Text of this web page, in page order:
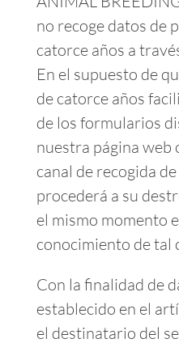
no recoge datos de
catorce años a
En el supuesto de
de catorce años
de los formularios
nuestra página web
canal de recogida
procederá a su
el mismo momento
conocimiento de tal
Con la finalidad de
establecido en el
el destinatario del